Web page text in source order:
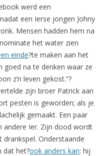
werd een
een Ierse jongen Johny
Mensen hadden hem na
het water zien
einde?te maken aan het
goed na te denken waar ze
z’n leven gekost.”?
zijn broer Patrick aan
pesten is geworden; als je
gemaakt. Een paar
andere Ier. Zijn dood wordt
Onderstaande
dat het?ook anders kan: hij